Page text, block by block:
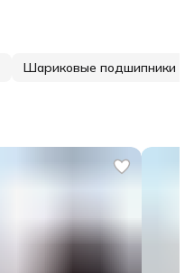
Шариковые подшипники